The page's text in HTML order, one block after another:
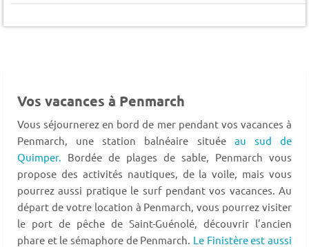
Vos vacances à Penmarch
Vous séjournerez en bord de mer pendant vos vacances à
Penmarch, une station balnéaire située au sud de
Quimper.
Bordée de plages de sable, Penmarch vous
propose des activités nautiques, de la voile, mais vous
pourrez aussi pratique le surf pendant vos vacances. Au
départ de votre location à Penmarch, vous pourrez visiter
le port de pêche de Saint-Guénolé, découvrir l’ancien
phare et le sémaphore de Penmarch. Le Finistère est aussi